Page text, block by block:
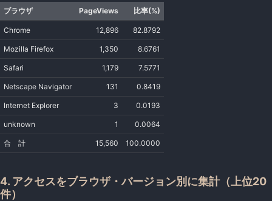
ブラウザ PageViews 比率(%)
Chrome 12,896 82.8792
Mozilla Firefox 1,350 8.6761
Safari 1,179 7.5771
Netscape Navigator 131 0.8419
Internet Explorer 3 0.0193
unknown 1 0.0064
合 計 15,560 100.0000
4. アクセスをブラウザ・バージョン別に集計（上位20
件）